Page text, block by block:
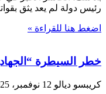
رئيس دولة لم يعد يثق
اضغط هنا للقراءة »
خطر السيطرة
كريبسو ديالو 12 نوفمبر، 2025